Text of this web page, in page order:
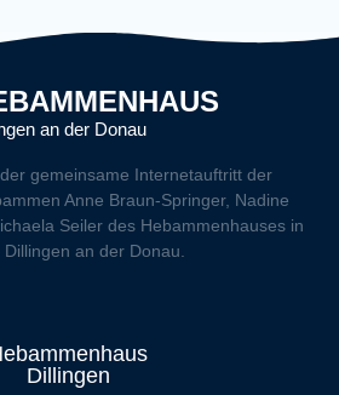
an der Donau
gemeinsame Internetauftritt der
Anne Braun-Springer, Nadine
Seiler des Hebammenhauses in
an der Donau.
Dillingen